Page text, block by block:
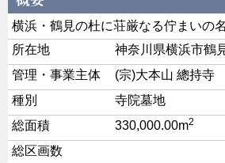
横浜・鶴見の杜に荘厳なる佇まいの
所在地
神奈川県横浜市鶴
管理・事業主体
(宗)大本山 總持寺
種別
寺院墓地
総面積
330,000.00m2
総区画数